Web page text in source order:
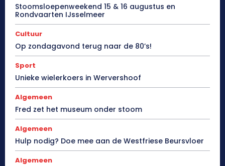
Stoomsloepenweekend 15 & 16 augustus en
Rondvaarten IJsselmeer
Cultuur
Op zondagavond terug naar de 80’s!
Sport
Unieke wielerkoers in Wervershoof
Algemeen
Fred zet het museum onder stoom
Algemeen
Hulp nodig? Doe mee aan de Westfriese Beursvloer
Algemeen